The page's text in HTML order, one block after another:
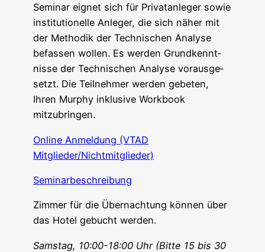
Semi­nar eig­net sich für Pri­vat­an­le­ger sowie
insti­tu­tio­nel­le Anle­ger, die sich näher mit
der Metho­dik der Tech­ni­schen Ana­ly­se
befas­sen wol­len. Es wer­den Grund­kennt­
nis­se der Tech­ni­schen Ana­ly­se vor­aus­ge­
setzt. Die Teil­neh­mer wer­den gebe­ten,
Ihren Mur­phy inklu­si­ve Work­book
mitzubringen.
Online Anmel­dung (VTAD
Mitglieder/Nichtmitglieder)
Semi­nar­be­schrei­bung
Zim­mer für die Über­nach­tung kön­nen über
das Hotel gebucht werden.
Sams­tag, 10:00-18:00 Uhr (Bit­te 15 bis 30